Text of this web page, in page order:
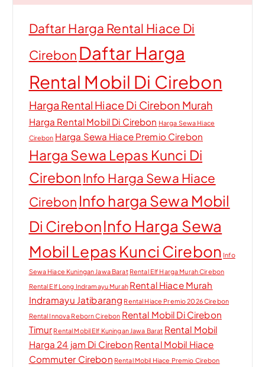
Daftar Harga Rental Hiace Di
Cirebon Daftar Harga
Rental Mobil Di Cirebon
Harga Rental Hiace Di Cirebon Murah
Harga Rental Mobil Di Cirebon Harga Sewa Hiace
Cirebon Harga Sewa Hiace Premio Cirebon
Harga Sewa Lepas Kunci Di
CirebonInfo Harga Sewa Hiace
Cirebon Info harga Sewa Mobil
Di CirebonInfo Harga Sewa
Mobil Lepas Kunci Cirebon Info
Sewa Hiace Kuningan Jawa Barat Rental Elf Harga Murah Cirebon
Rental Elf Long Indramayu Murah Rental Hiace Murah
Indramayu Jatibarang Rental Hiace Premio 2026 Cirebon
Rental Innova Reborn Cirebon Rental Mobil Di Cirebon
Timur Rental Mobil Elf Kuningan Jawa Barat Rental Mobil
Harga 24 jam Di Cirebon Rental Mobil Hiace
Commuter Cirebon Rental Mobil Hiace Premio Cirebon